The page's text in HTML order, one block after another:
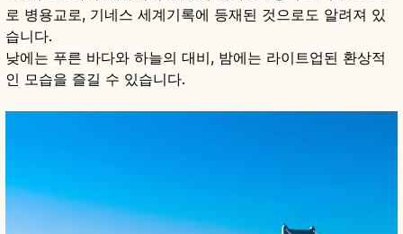
로 병용교로, 기네스 세계기록에 등재된 것으로도 알려져 있
습니다.
낮에는 푸른 바다와 하늘의 대비, 밤에는 라이트업된 환상적
인 모습을 즐길 수 있습니다.